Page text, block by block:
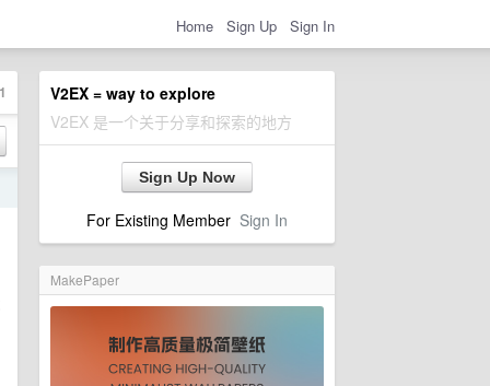
Home Sign Up Sign In
V2EX = way to explore
V2EX 是一个关于分享和探索的地方
Sign Up Now
For Existing Member Sign In
MakePaper